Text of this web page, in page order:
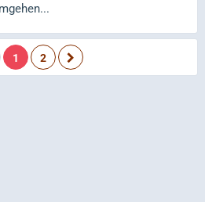
1 2